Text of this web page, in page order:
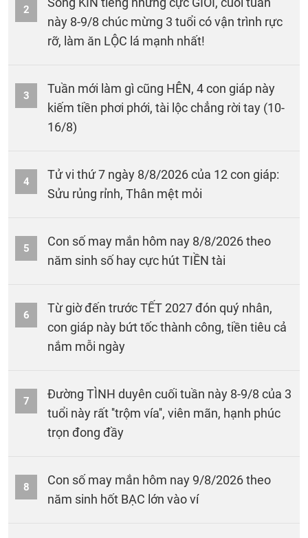
2
này 8-9/8 chúc mừng 3 tuổi có vận trình rực
rỡ, làm ăn LỘC lá mạnh nhất!
3
Tuần mới làm gì cũng HÊN, 4 con giáp này
kiếm tiền phơi phới, tài lộc chẳng rời tay (10-
16/8)
4
Tử vi thứ 7 ngày 8/8/2026 của 12 con giáp:
Sửu rủng rỉnh, Thân mệt mỏi
5
Con số may mắn hôm nay 8/8/2026 theo
năm sinh số hay cực hút TIỀN tài
6
Từ giờ đến trước TẾT 2027 đón quý nhân,
con giáp này bứt tốc thành công, tiền tiêu cả
nắm mỗi ngày
7
Đường TÌNH duyên cuối tuần này 8-9/8 của 3
tuổi này rất ''trộm vía'', viên mãn, hạnh phúc
trọn đong đầy
8
Con số may mắn hôm nay 9/8/2026 theo
năm sinh hốt BẠC lớn vào ví